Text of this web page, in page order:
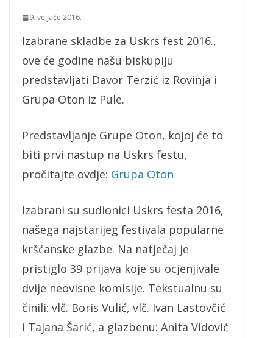
9. veljače 2016.
Izabrane skladbe za Uskrs fest 2016.,
ove će godine našu biskupiju
predstavljati Davor Terzić iz Rovinja i
Grupa Oton iz Pule.
Predstavljanje Grupe Oton, kojoj će to
biti prvi nastup na Uskrs festu,
pročitajte ovdje: Grupa Oton
Izabrani su sudionici Uskrs festa 2016,
našega najstarijeg festivala popularne
kršćanske glazbe. Na natječaj je
pristiglo 39 prijava koje su ocjenjivale
dvije neovisne komisije. Tekstualnu su
činili: vlč. Boris Vulić, vlč. Ivan Lastovčić
i Tajana Šarić, a glazbenu: Anita Vidović